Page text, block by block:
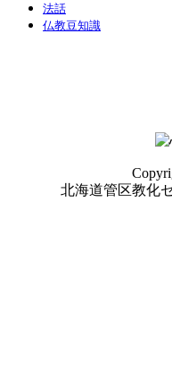
法話
仏教豆知識
北海道管区教化